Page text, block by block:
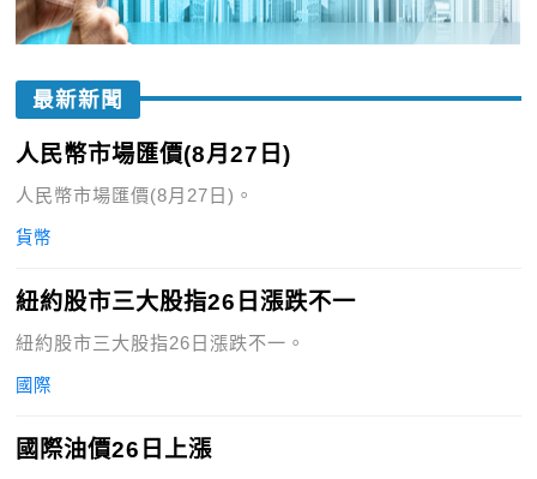
最新新聞
人民幣市場匯價(8月27日)
人民幣市場匯價(8月27日)。
貨幣
紐約股市三大股指26日漲跌不一
紐約股市三大股指26日漲跌不一。
國際
國際油價26日上漲